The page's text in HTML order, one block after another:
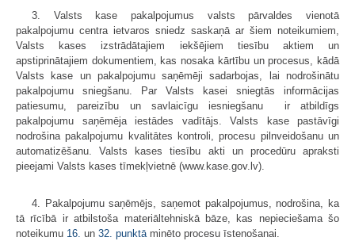
3. Valsts kase pakalpojumus valsts pārvaldes vienotā
pakalpojumu centra ietvaros sniedz saskaņā ar šiem noteikumiem,
Valsts kases izstrādātajiem iekšējiem tiesību aktiem un
apstiprinātajiem dokumentiem, kas nosaka kārtību un procesus, kādā
Valsts kase un pakalpojumu saņēmēji sadarbojas, lai nodrošinātu
pakalpojumu sniegšanu. Par Valsts kasei sniegtās informācijas
patiesumu, pareizību un savlaicīgu iesniegšanu ir atbildīgs
pakalpojumu saņēmēja iestādes vadītājs. Valsts kase pastāvīgi
nodrošina pakalpojumu kvalitātes kontroli, procesu pilnveidošanu un
automatizēšanu. Valsts kases tiesību akti un procedūru apraksti
pieejami Valsts kases tīmekļvietnē (www.kase.gov.lv).
4. Pakalpojumu saņēmējs, saņemot pakalpojumus, nodrošina, ka
tā rīcībā ir atbilstoša materiāltehniskā bāze, kas nepieciešama šo
noteikumu 16. un 32. punktā minēto procesu īstenošanai.